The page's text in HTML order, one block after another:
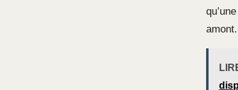
amont.